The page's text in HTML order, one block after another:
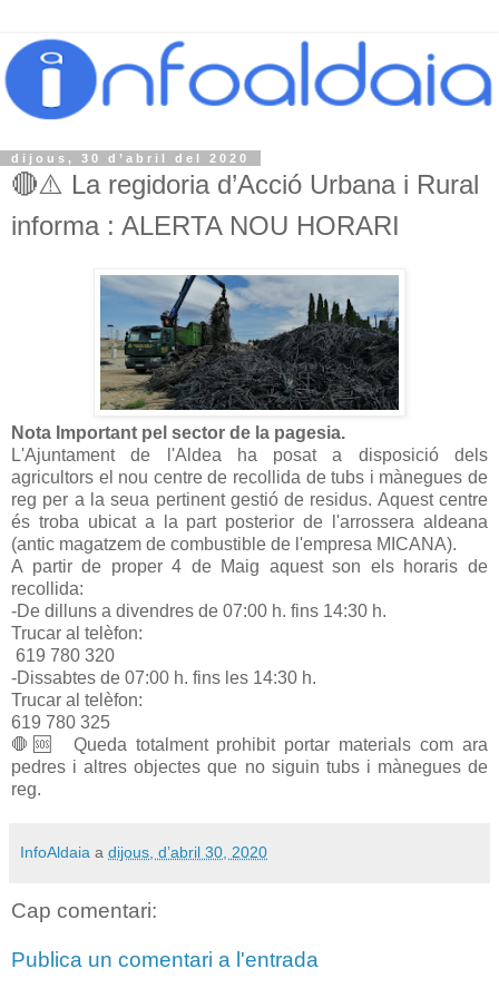
dijous, 30 d’abril del 2020
🔴⚠️ La regidoria d’Acció Urbana i Rural
informa : ALERTA NOU HORARI
Nota Important pel sector de la pagesia.
L'Ajuntament de l'Aldea ha posat a disposició dels
agricultors el nou centre de recollida de tubs i mànegues de
reg per a la seua pertinent gestió de residus. Aquest centre
és troba ubicat a la part posterior de l'arrossera aldeana
(antic magatzem de combustible de l'empresa MICANA).
A partir de proper 4 de Maig aquest son els horaris de
recollida:
-De dilluns a divendres de 07:00 h. fins 14:30 h.
Trucar al telèfon:
619 780 320
-Dissabtes de 07:00 h. fins les 14:30 h.
Trucar al telèfon:
619 780 325
🛑🆘 Queda totalment prohibit portar materials com ara
pedres i altres objectes que no siguin tubs i mànegues de
reg.
InfoAldaia a dijous, d’abril 30, 2020
Cap comentari:
Publica un comentari a l'entrada